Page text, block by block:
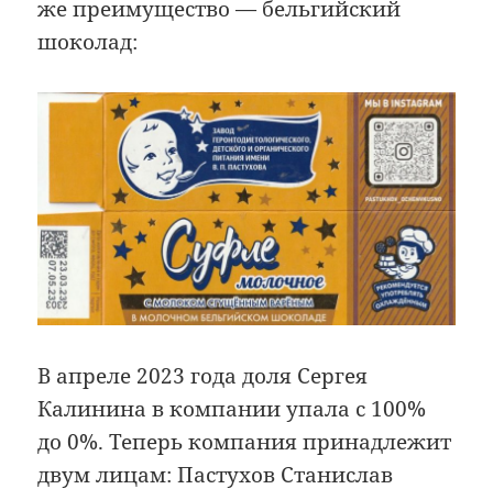
же преимущество — бельгийский
шоколад:
В апреле 2023 года доля Сергея
Калинина в компании упала с 100%
до 0%. Теперь компания принадлежит
двум лицам: Пастухов Станислав